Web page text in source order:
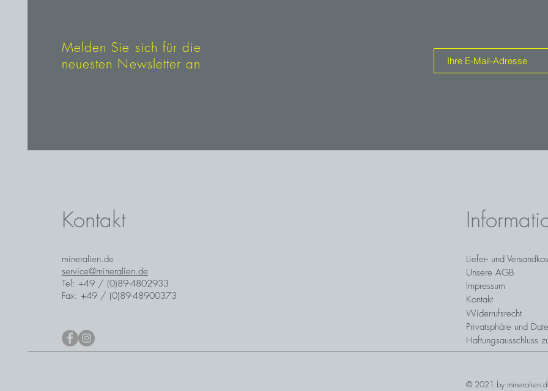
Melden Sie sich für die
neuesten Newsletter an
Kontakt
mineralien.de
service@mineralien.de
Tel: +49 / (0)89-4802933
Fax: +49 / (0)89-48900373
Liefer- und
Unsere AGB
Impressum
Kontakt
Widerrufsrecht
Privatsphäre und
Haftungsausschluss
© 2021 by